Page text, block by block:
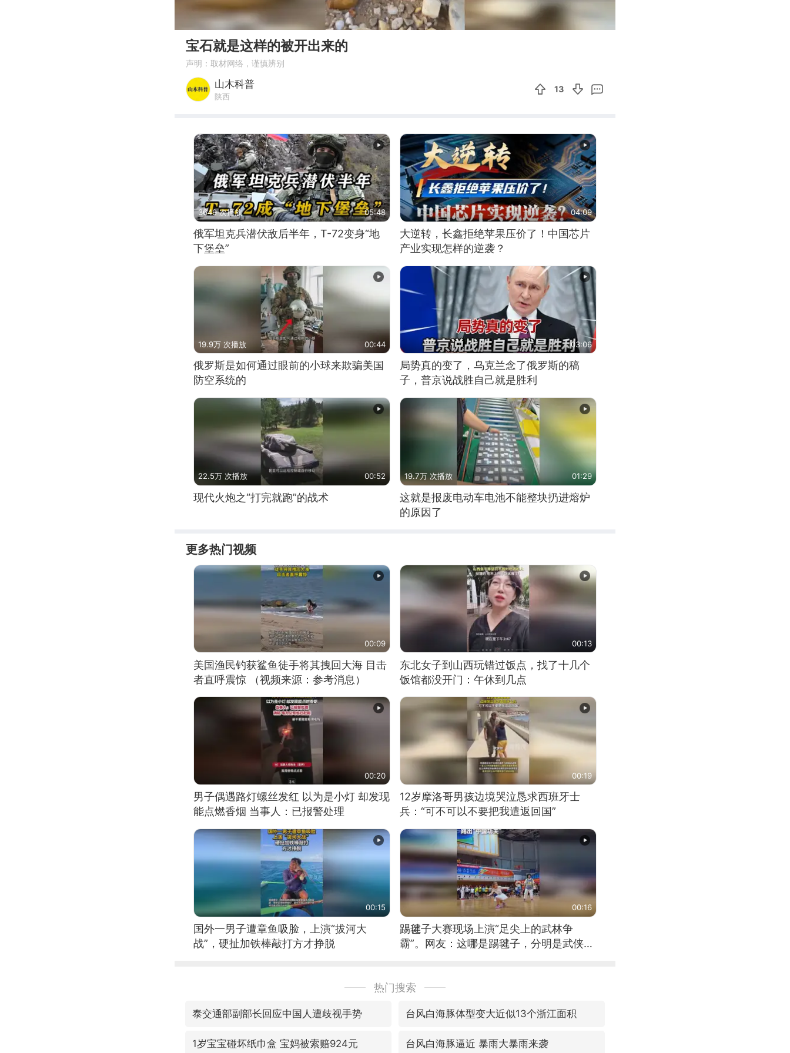
00:00
宝石就是这样的被开出来的
声明：取材网络，谨慎辨别
山木科普
陕西
13
3649 次播放 05:48
俄军坦克兵潜伏敌后半年，T-72变身“地
下堡垒”
04:09
大逆转，长鑫拒绝苹果压价了！中国芯片
产业实现怎样的逆袭？
19.9万 次播放 00:44
俄罗斯是如何通过眼前的小球来欺骗美国
防空系统的
03:06
局势真的变了，乌克兰念了俄罗斯的稿
子，普京说战胜自己就是胜利
22.5万 次播放 00:52
现代火炮之“打完就跑”的战术
19.7万 次播放 01:29
这就是报废电动车电池不能整块扔进熔炉
的原因了
更多热门视频
00:09
美国渔民钓获鲨鱼徒手将其拽回大海 目击
者直呼震惊 （视频来源：参考消息）
00:13
东北女子到山西玩错过饭点，找了十几个
饭馆都没开门：午休到几点
00:20
男子偶遇路灯螺丝发红 以为是小灯 却发现
能点燃香烟 当事人：已报警处理
00:19
12岁摩洛哥男孩边境哭泣恳求西班牙士
兵：“可不可以不要把我遣返回国”
00:15
国外一男子遭章鱼吸脸，上演“拔河大
战”，硬扯加铁棒敲打方才挣脱
00:16
踢毽子大赛现场上演“足尖上的武林争
霸”。网友：这哪是踢毽子，分明是武侠片
热门搜索
泰交通部副部长回应中国人遭歧视手势 台风白海豚体型变大近似13个浙江面积
1岁宝宝碰坏纸巾盒 宝妈被索赔924元 台风白海豚逼近 暴雨大暴雨来袭